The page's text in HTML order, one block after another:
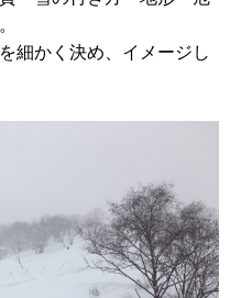
細かく決め、イメージし